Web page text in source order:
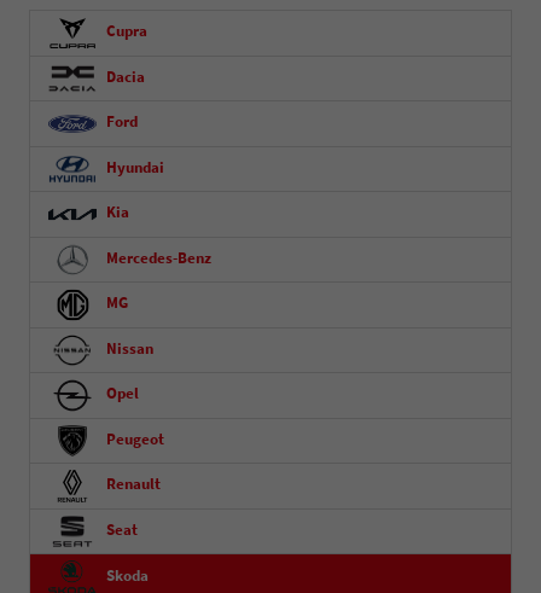
Cupra
Dacia
Ford
Hyundai
Kia
Mercedes-Benz
MG
Nissan
Opel
Peugeot
Renault
Seat
Skoda